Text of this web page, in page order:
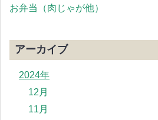
お弁当（肉じゃが他）
アーカイブ
2024年
12月
11月